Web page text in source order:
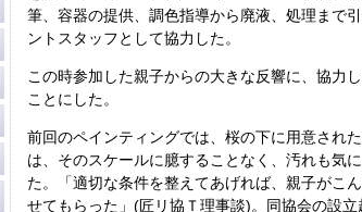
筆、容器の提供、調色指導から廃液、処理まで
ントスタッフとして協力した。
この時参加した親子からの大きな反響に、協力
ことにした。
前回のペインティングでは、桜の下に用意され
は、そのスケールに臆することなく、汚れも気
た。「適切な条件を整えてあげれば、親子がこ
せてもらった」(匠リ協Ｔ理事談)。同協会の設